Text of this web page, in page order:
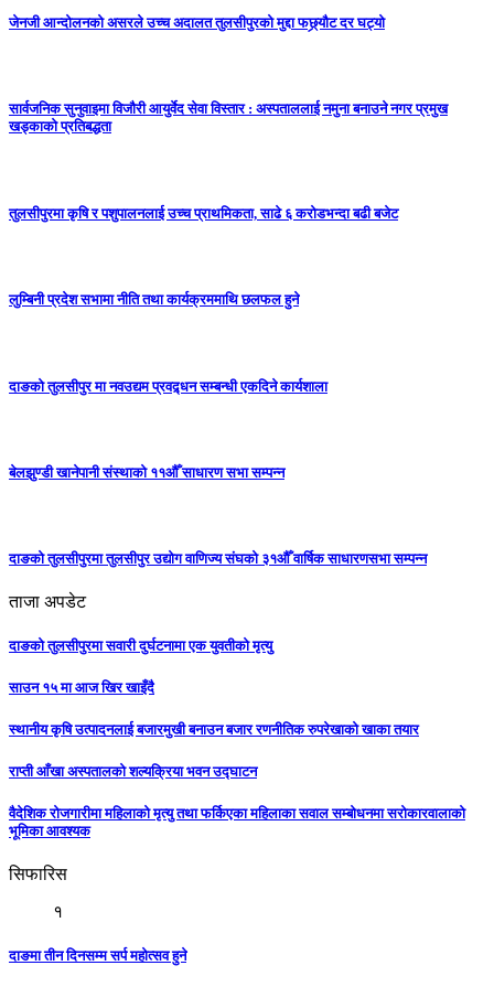
जेनजी आन्दोलनको असरले उच्च अदालत तुलसीपुरको मुद्दा फछ्र्यौट दर घट्यो
सार्वजनिक सुनुवाइमा विजाैरी आयुर्वेद सेवा विस्तार : अस्पताललाई नमुना बनाउने नगर प्रमुख
खड्काकाे प्रतिबद्धता
तुलसीपुरमा कृषि र पशुपालनलाई उच्च प्राथमिकता, साढे ६ करोडभन्दा बढी बजेट
लुम्बिनी प्रदेश सभामा नीति तथा कार्यक्रममाथि छलफल हुने
दाङको तुलसीपुर मा नवउद्यम प्रवद्र्धन सम्बन्धी एकदिने कार्यशाला
बेलझुण्डी खानेपानी संस्थाको ११औँ साधारण सभा सम्पन्न
दाङको तुलसीपुरमा तुलसीपुर उद्योग वाणिज्य संघको ३१औँ वार्षिक साधारणसभा सम्पन्न
ताजा अपडेट
दाङको तुलसीपुरमा सवारी दुर्घटनामा एक युवतीको मृत्यु
साउन १५ मा आज खिर खाइँदै
स्थानीय कृषि उत्पादनलाई बजारमुखी बनाउन बजार रणनीतिक रुपरेखाको खाका तयार
राप्ती आँखा अस्पतालको शल्यक्रिया भवन उद्घाटन
वैदेशिक रोजगारीमा महिलाको मृत्यु तथा फर्किएका महिलाका सवाल सम्बोधनमा सरोकारवालाको
भूमिका आवश्यक
सिफारिस
१
दाङमा तीन दिनसम्म सर्प महोत्सव हुने